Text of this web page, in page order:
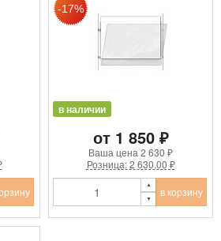
в наличии
от 1 850 ₽
Ваша цена 2 630 ₽
Розница: 2 630.00 ₽
в корзину